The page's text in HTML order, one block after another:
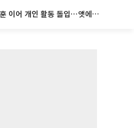
더보이즈 선우, 영훈 이어 개인 활동 돌입⋯앳에어리어와 전속계약